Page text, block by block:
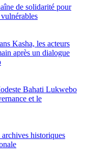
de solidarité pour
Kasha, les acteurs
après un dialogue
Bahati Lukwebo
et le
historiques